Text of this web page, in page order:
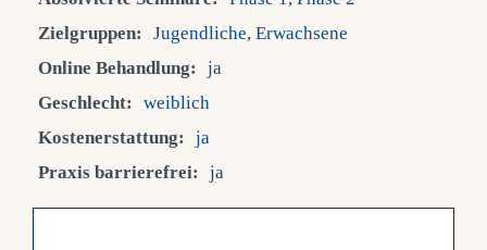
Zielgruppen:
Jugendliche, Erwachsene
Online Behandlung:
ja
Geschlecht:
weiblich
Kostenerstattung:
ja
Praxis barrierefrei:
ja